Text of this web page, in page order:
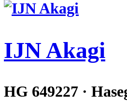
IJN Akagi
HG 649227 ·